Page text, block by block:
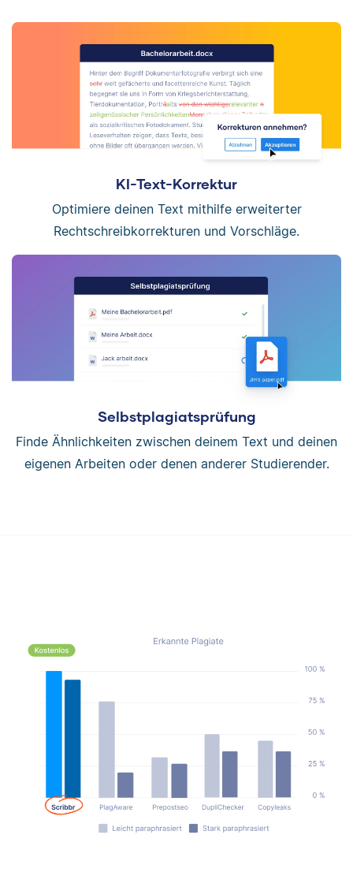
KI-Text-Korrektur
Optimiere deinen Text mithilfe erweiterter
Rechtschreibkorrekturen und Vorschläge.
Selbstplagiatsprüfung
Finde Ähnlichkeiten zwischen deinem Text und deinen
eigenen Arbeiten oder denen anderer Studierender.